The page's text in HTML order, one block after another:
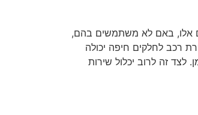
אלו, באם לא משתמשים בהם,
רכב לחלקים חיפה יכולה
לצד זה לרוב יכלול שירות